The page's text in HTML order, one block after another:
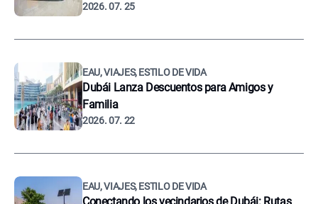
2026. 07. 25
EAU, VIAJES, ESTILO DE VIDA
Dubái Lanza Descuentos para Amigos y
Familia
2026. 07. 22
EAU, VIAJES, ESTILO DE VIDA